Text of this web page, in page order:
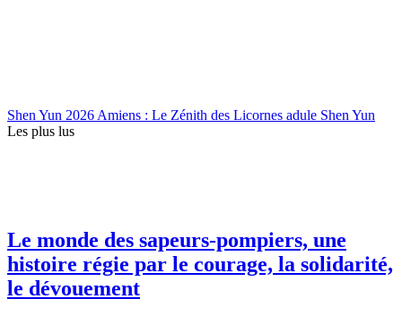
Shen Yun 2026 Amiens : Le Zénith des Licornes adule Shen Yun
Les plus lus
Le monde des sapeurs-pompiers, une
histoire régie par le courage, la solidarité,
le dévouement